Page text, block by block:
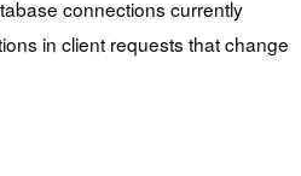
connections currently
in client requests that change